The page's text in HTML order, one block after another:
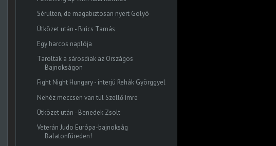
Sérülten, de magabiztosan nyert Golyó
Ütközet után - Birics Tamás
Egy harcos naplója
Taroltak a sárosdiak az Országos
Bajnokságon
Fight Night Hungary - interjú Rehák Györggyel
Nehéz meccsen van túl Szellő Imre
Ütközet után - Benedek Zsolt
Veterán Judo Európa-bajnokság
Balatonfüreden!